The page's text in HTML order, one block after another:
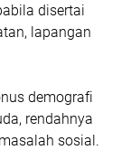
disertai
lapangan
demografi
rendahnya
sosial.